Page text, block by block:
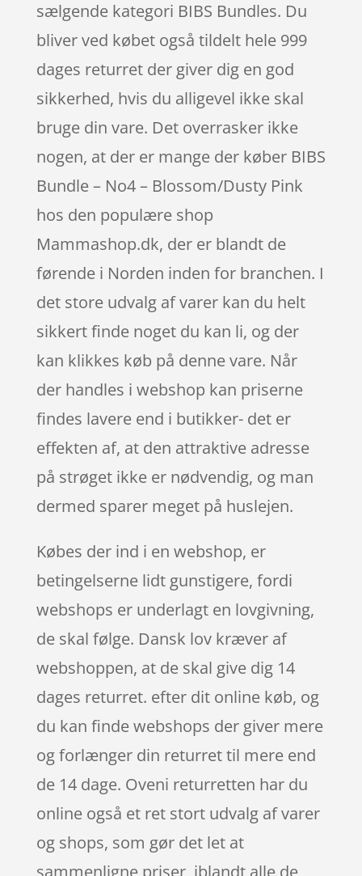
sælgende kategori BIBS Bundles. Du
bliver ved købet også tildelt hele 999
dages returret der giver dig en god
sikkerhed, hvis du alligevel ikke skal
bruge din vare. Det overrasker ikke
nogen, at der er mange der køber BIBS
Bundle – No4 – Blossom/Dusty Pink
hos den populære shop
Mammashop.dk, der er blandt de
førende i Norden inden for branchen. I
det store udvalg af varer kan du helt
sikkert finde noget du kan li, og der
kan klikkes køb på denne vare. Når
der handles i webshop kan priserne
findes lavere end i butikker- det er
effekten af, at den attraktive adresse
på strøget ikke er nødvendig, og man
dermed sparer meget på huslejen.
Købes der ind i en webshop, er
betingelserne lidt gunstigere, fordi
webshops er underlagt en lovgivning,
de skal følge. Dansk lov kræver af
webshoppen, at de skal give dig 14
dages returret. efter dit online køb, og
du kan finde webshops der giver mere
og forlænger din returret til mere end
de 14 dage. Oveni returretten har du
online også et ret stort udvalg af varer
og shops, som gør det let at
sammenligne priser, iblandt alle de